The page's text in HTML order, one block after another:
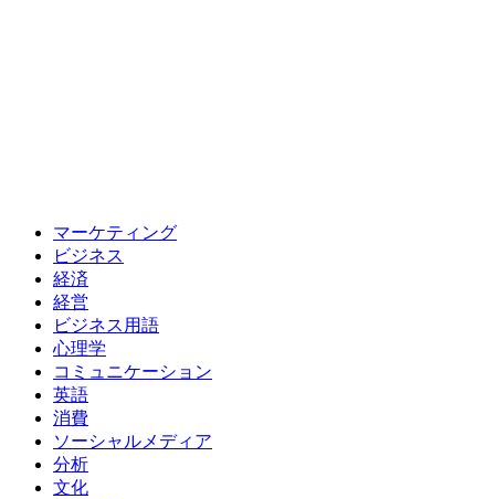
マーケティング
ビジネス
経済
経営
ビジネス用語
心理学
コミュニケーション
英語
消費
ソーシャルメディア
分析
文化